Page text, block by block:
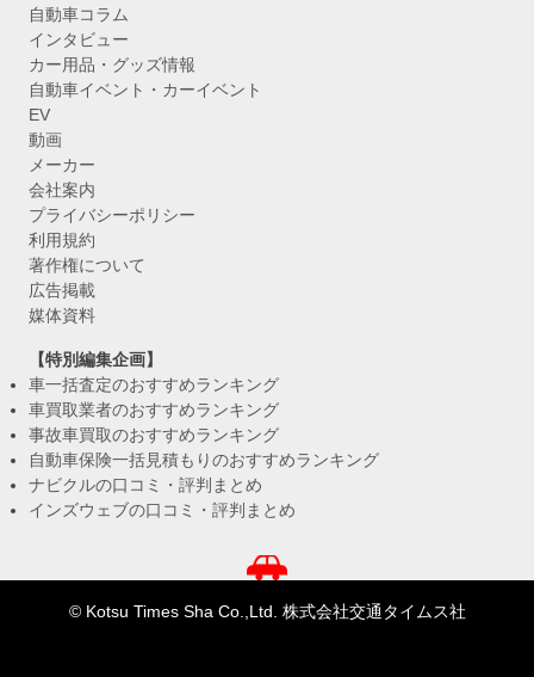
自動車コラム
インタビュー
カー用品・グッズ情報
自動車イベント・カーイベント
EV
動画
メーカー
会社案内
プライバシーポリシー
利用規約
著作権について
広告掲載
媒体資料
【特別編集企画】
車一括査定のおすすめランキング
車買取業者のおすすめランキング
事故車買取のおすすめランキング
自動車保険一括見積もりのおすすめランキング
ナビクルの口コミ・評判まとめ
インズウェブの口コミ・評判まとめ
© Kotsu Times Sha Co.,Ltd. 株式会社交通タイムス社